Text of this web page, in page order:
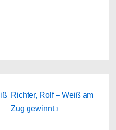
Next
Post
Richter, Rolf – Weiß am
Zug gewinnt ›